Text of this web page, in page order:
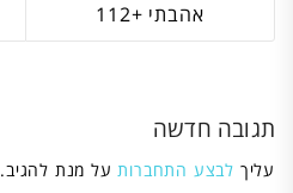
112
תגובה חדשה
עליך לבצע התחברותעל מנת להגיב.